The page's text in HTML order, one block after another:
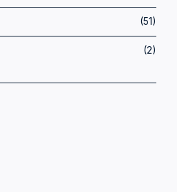
(51)
(2)